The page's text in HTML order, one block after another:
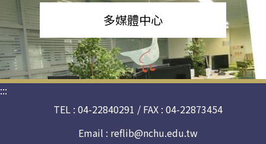
多媒體中心
:::
TEL : 04-22840291 / FAX : 04-22873454
Email : reflib@nchu.edu.tw